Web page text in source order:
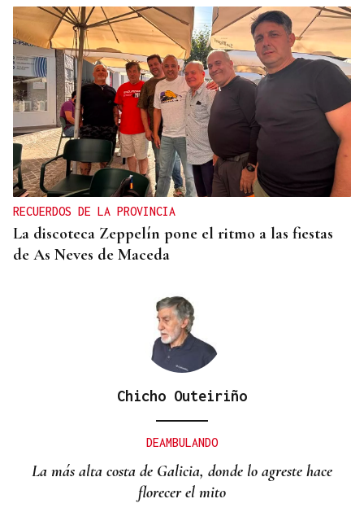
FESTIVAL INTERNACIONAL
Vilariño de Conso despide el XI ViBoMask
RECUERDOS DE LA PROVINCIA
La discoteca Zeppelín pone el ritmo a las fiestas
de As Neves de Maceda
Chicho Outeiriño
DEAMBULANDO
La más alta costa de Galicia, donde lo agreste hace
florecer el mito